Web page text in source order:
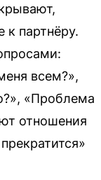
к партнёру.
всем?»,
«Проблема
отношения